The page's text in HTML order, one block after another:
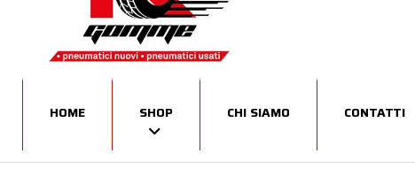
HOME SHOP CHI SIAMO CONTATTI